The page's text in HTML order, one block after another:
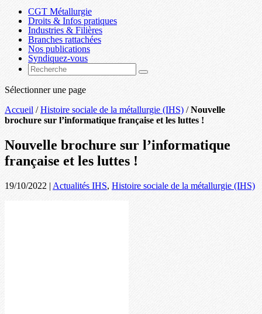
CGT Métallurgie
Droits & Infos pratiques
Industries & Filières
Branches rattachées
Nos publications
Syndiquez-vous
Sélectionner une page
Accueil /Histoire sociale de la métallurgie (IHS) /Nouvelle
brochure sur l’informatique française et les luttes !
Nouvelle brochure sur l’informatique
française et les luttes !
19/10/2022 | Actualités IHS, Histoire sociale de la métallurgie (IHS)